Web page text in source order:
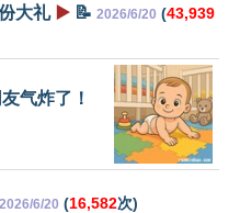
大礼 ▶️ 📝 2026/6/20 (43,939
气炸了！
2026/6/20 (16,582次)